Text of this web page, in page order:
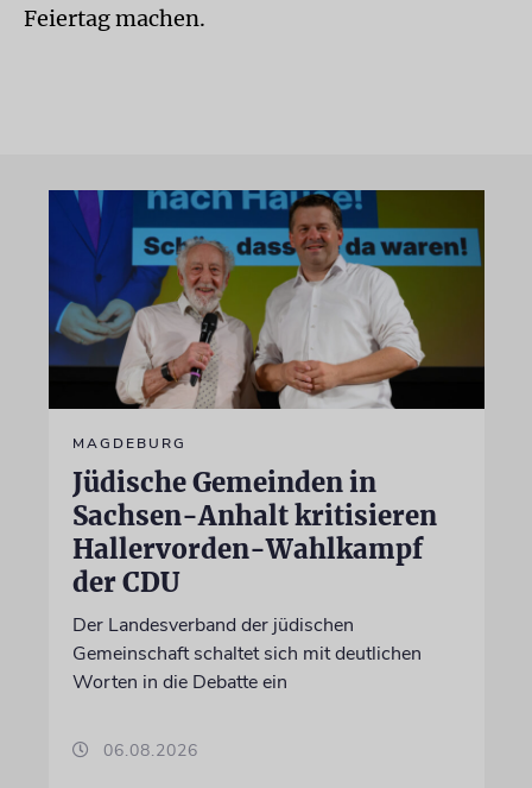
Feiertag machen.
MAGDEBURG
Jüdische Gemeinden in
Sachsen-Anhalt kritisieren
Hallervorden-Wahlkampf
der CDU
Der Landesverband der jüdischen
Gemeinschaft schaltet sich mit deutlichen
Worten in die Debatte ein
06.08.2026